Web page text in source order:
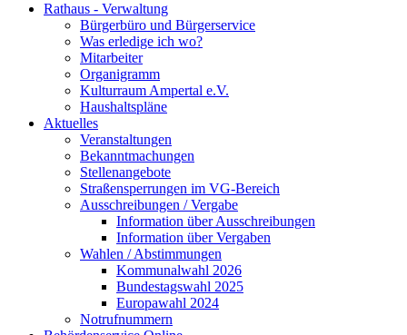
Rathaus - Verwaltung
Bürgerbüro und Bürgerservice
Was erledige ich wo?
Mitarbeiter
Organigramm
Kulturraum Ampertal e.V.
Haushaltspläne
Aktuelles
Veranstaltungen
Bekanntmachungen
Stellenangebote
Straßensperrungen im VG-Bereich
Ausschreibungen / Vergabe
Information über Ausschreibungen
Information über Vergaben
Wahlen / Abstimmungen
Kommunalwahl 2026
Bundestagswahl 2025
Europawahl 2024
Notrufnummern